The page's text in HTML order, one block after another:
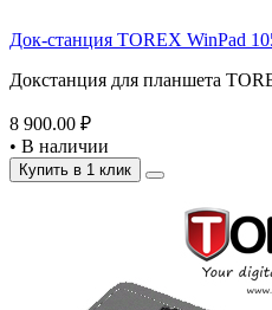
Док-станция TOREX WinPad
Докстанция для планшета
8 900.00 ₽
• В наличии
Купить в 1 клик